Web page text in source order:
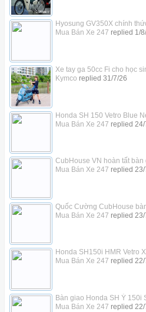
Hyosung GV350X chính
Mua Bán Xe 247 replied 1/
Xe tay ga 50cc Fi cho học
Kymco replied 31/7/26
Honda SH 150 Vetro Blue
Mua Bán Xe 247 replied
CubHouse VN hoàn tất
Mua Bán Xe 247 replied 23/
Quốc Cường CubHouse
Mua Bán Xe 247 replied 23/
Honda SH150i HMR Vetro
Mua Bán Xe 247 replied 22/
Bàn giao Honda SH Ý 150i
Mua Bán Xe 247 replied 22/